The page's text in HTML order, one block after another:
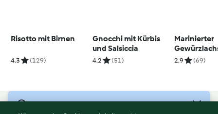
Risotto mit Birnen
4.3 (129)
Gnocchi mit Kürbis
und Salsiccia
4.2 (51)
Marinierter
2.9 (69)